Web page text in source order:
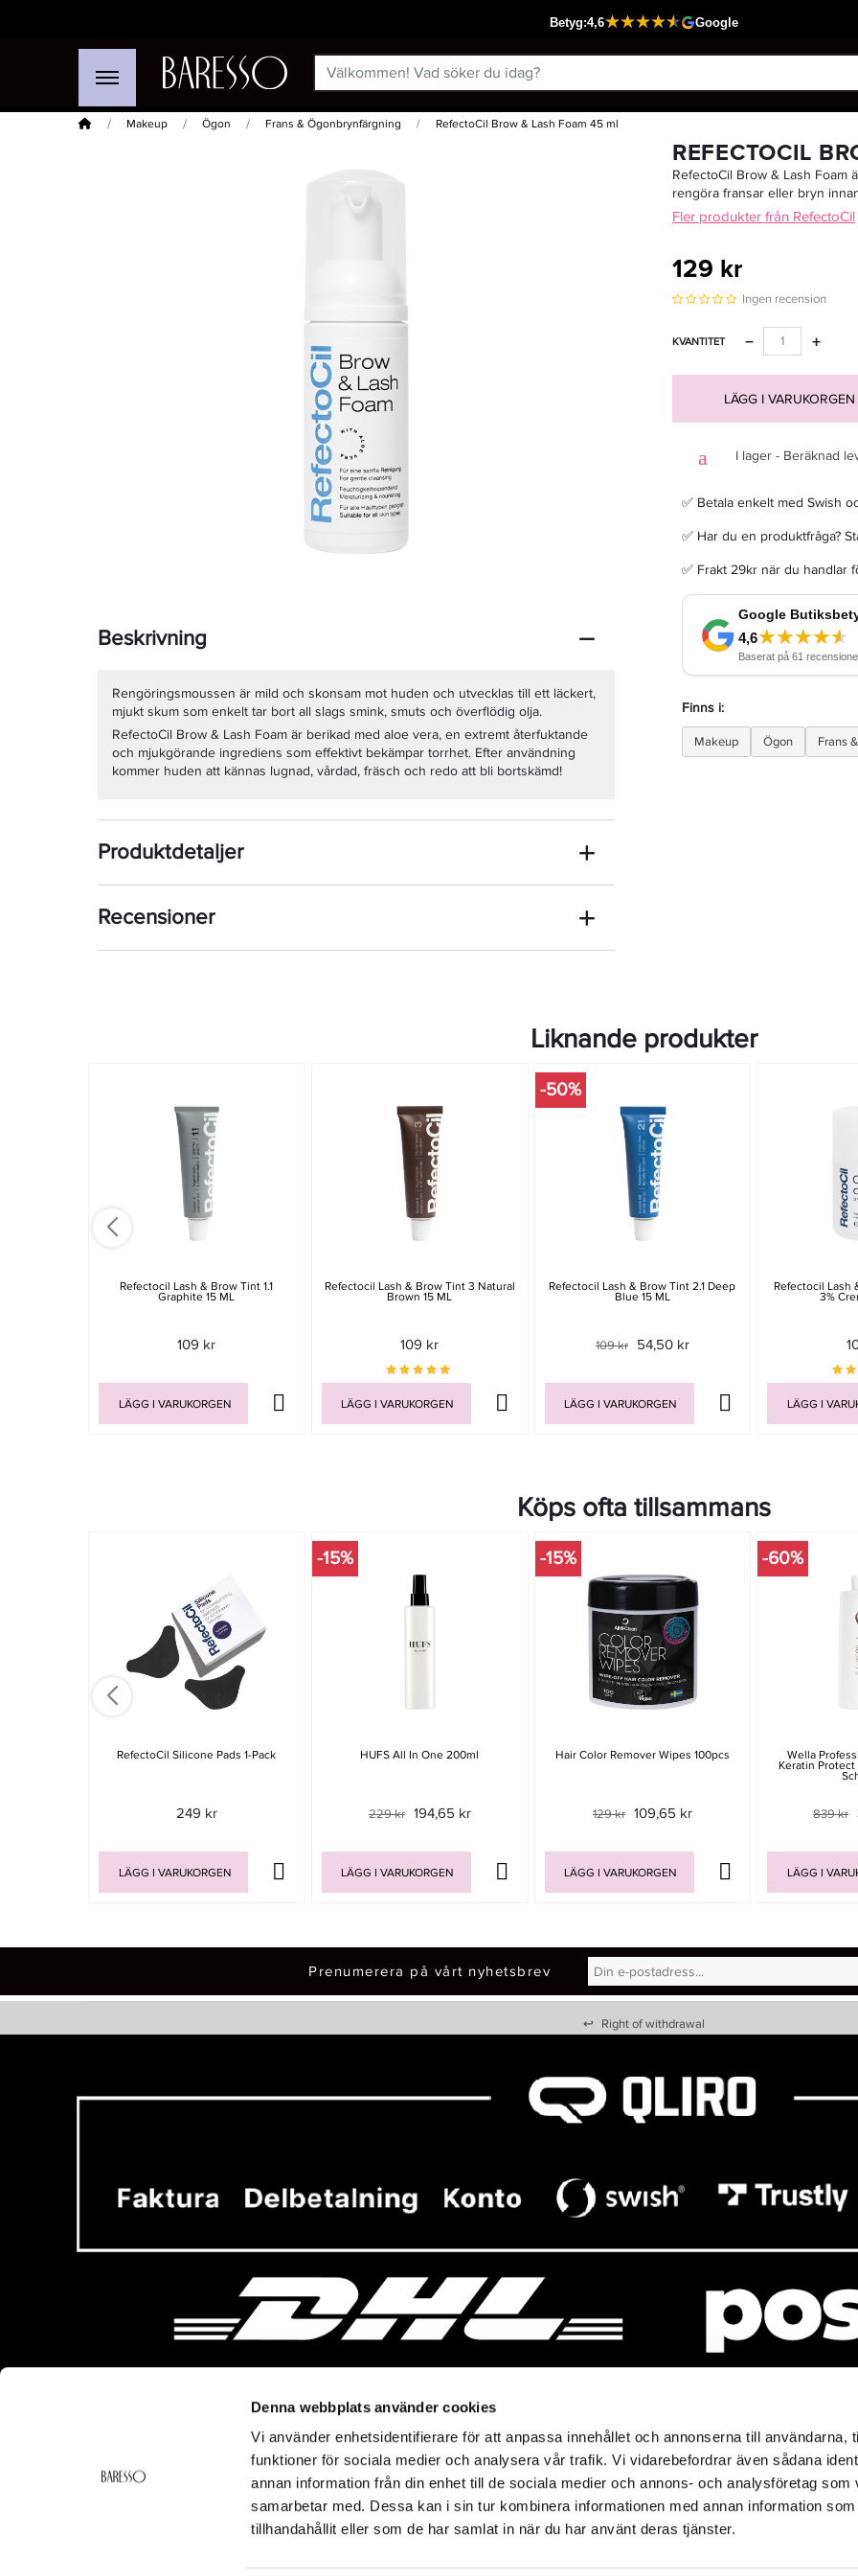
Denna webbplats använder cookies
Vi använder enhetsidentifierare för att anpassa innehållet och annonserna till användarna,
funktioner för sociala medier och analysera vår trafik. Vi vidarebefordrar även sådana
annan information från din enhet till de sociala medier och annons- och analysföretag som
samarbetar med. Dessa kan i sin tur kombinera informationen med annan information
tillhandahållit eller som de har samlat in när du har använt deras tjänster.
Hem Makeup Ögon Frans & Ögonbrynfärgning RefectoCil Brow & Lash Foam 45 ml
Passar din varukorg
Refectocil Lash & Brow Intense Browns Intensifying Primer Medium 15 ML
Beskrivning
Rengöringsmoussen är mild och skonsam mot huden och utvecklas till ett läckert,
mjukt skum som enkelt tar bort all slags smink, smuts och överflödig olja.
RefectoCil Brow & Lash Foam är berikad med aloe vera, en extremt återfuktande
och mjukgörande ingrediens som effektivt bekämpar torrhet. Efter användning
kommer huden att kännas lugnad, vårdad, fräsch och redo att bli bortskämd!
Produktdetaljer
Recensioner
REFECTOCIL
RefectoCil Brow & Lash Foam
rengöra fransar eller bryn
Fler produkter från RefectoCil
129 kr
Ingen recension
KVANTITET +
−
LÄGG I VARUKORGEN
I lager - Beräknad
✅ Betala enkelt med Swish
✅ Har du en produktfråga?
✅ Frakt 29kr när du handlar
Finns i:
Makeup Ögon Frans
Liknande produkter
Refectocil Lash & Brow Tint 1.1
Graphite 15 ML
109 kr
LÄGG I VARUKORGEN
Refectocil Lash & Brow Tint 3 Natural
Brown 15 ML
109 kr
LÄGG I VARUKORGEN
-50%
Refectocil Lash & Brow Tint 2.1 Deep
Blue 15 ML
109 kr 54,50 kr
LÄGG I VARUKORGEN
Refectocil Lash
3%
LÄGG I
Köps ofta tillsammans
RefectoCil Silicone Pads 1-Pack
249 kr
LÄGG I VARUKORGEN
-15%
HUFS All In One 200ml
229 kr 194,65 kr
LÄGG I VARUKORGEN
-15%
Hair Color Remover Wipes 100pcs
129 kr 109,65 kr
LÄGG I VARUKORGEN
-60%
Wella
Keratin Protect
839 kr
LÄGG I
Prenumerera på vårt nyhetsbrev
↩ Right of withdrawal
Kontakt
Om Baresso
Baresso Magasin
Om Baresso.se
Cookiepolicy
Smspolicy
Mitt Baresso
Baresso Family
Mitt konto
Ändra cookieinställningar